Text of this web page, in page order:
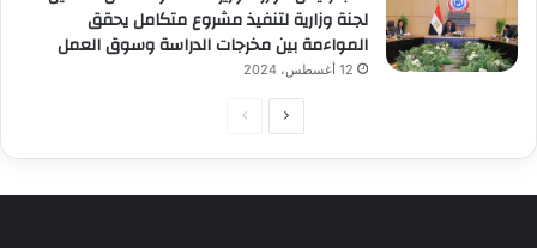
لجنة وزارية لتنفيذ مشروع متكامل يحقق
المواءمة بين مخرجات الدراسة وسوق العمل
12 أغسطس، 2024
الصفحةالصفحة